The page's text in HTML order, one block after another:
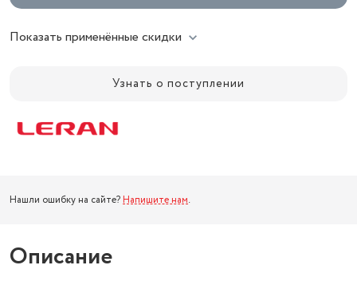
Показать применённые скидки
Узнать о поступлении
Нашли ошибку на сайте? Напишите нам.
Описание